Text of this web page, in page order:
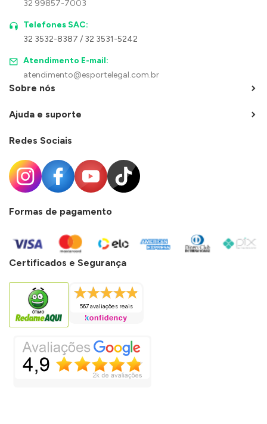
32 99857-7003
Telefones SAC:
32 3532-8387 / 32 3531-5242
Atendimento E-mail:
atendimento@esportelegal.com.br
Sobre nós
Ajuda e suporte
Redes Sociais
Formas de pagamento
Certificados e Segurança
567 avaliações reais